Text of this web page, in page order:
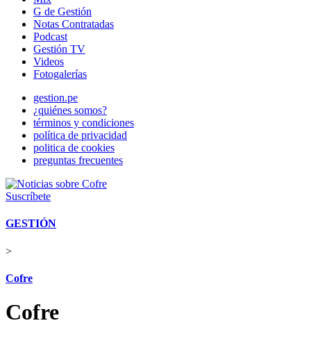
G de Gestión
Notas Contratadas
Podcast
Gestión TV
Videos
Fotogalerías
gestion.pe
¿quiénes somos?
términos y condiciones
política de privacidad
politica de cookies
preguntas frecuentes
Suscríbete
GESTIÓN
>
Cofre
Cofre